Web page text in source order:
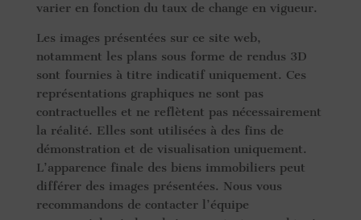
varier en fonction du taux de change en vigueur.
Les images présentées sur ce site web,
notamment les plans sous forme de rendus 3D
sont fournies à titre indicatif uniquement. Ces
représentations graphiques ne sont pas
contractuelles et ne reflètent pas nécessairement
la réalité. Elles sont utilisées à des fins de
démonstration et de visualisation uniquement.
L’apparence finale des biens immobiliers peut
différer des images présentées. Nous vous
recommandons de contacter l’équipe